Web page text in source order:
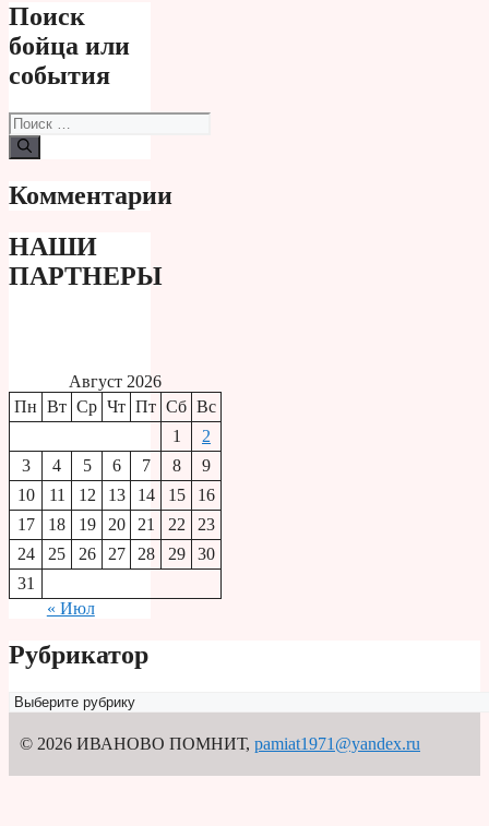
Поиск
бойца или
события
Поиск:
Комментарии
НАШИ
ПАРТНЕРЫ
Август 2026
Пн Вт Ср Чт Пт Сб Вс
1
2
3
4 5 6 7 8
9
10
11 12 13 14 15
16
17
18 19 20 21 22
23
24
25 26 27 28 29
30
31
« Июл
Рубрикатор
Рубрикатор
© 2026 ИВАНОВО ПОМНИТ, pamiat1971@yandex.ru